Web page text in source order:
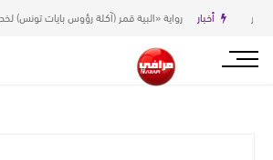
أخبار رواية «البية قمر (آكلة رؤوس بايات تونس) لخديجة